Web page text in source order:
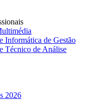
Informática de Gestão
Técnico de Análise
2026